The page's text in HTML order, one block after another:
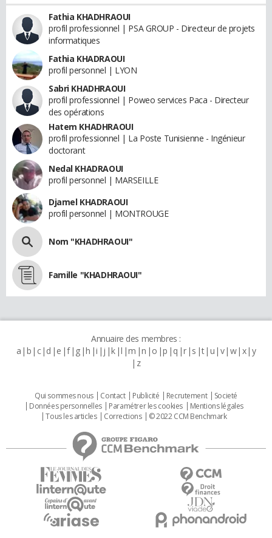
Fathia KHADHRAOUI
profil professionnel | PSA GROUP - Directeur de projets
informatiques
Fathia KHADRAOUI
profil personnel | LYON
Sabri KHADHRAOUI
profil professionnel | Poweo services Paca - Directeur
des opérations
Hatem KHADHRAOUI
profil professionnel | La Poste Tunisienne - Ingénieur
doctorant
Nedal KHADRAOUI
profil personnel | MARSEILLE
Djamel KHADRAOUI
profil personnel | MONTROUGE
Nom "KHADHRAOUI"
Famille "KHADHRAOUI"
Annuaire des membres :
a b c d e f g h i j k l m n o p q r s t u v w x y
z
Qui sommes nous Contact Publicité Recrutement
Societé
Données personnelles
Paramétrer les cookies
Mentions légales
Tous les articles
Corrections © 2022 CCM Benchmark